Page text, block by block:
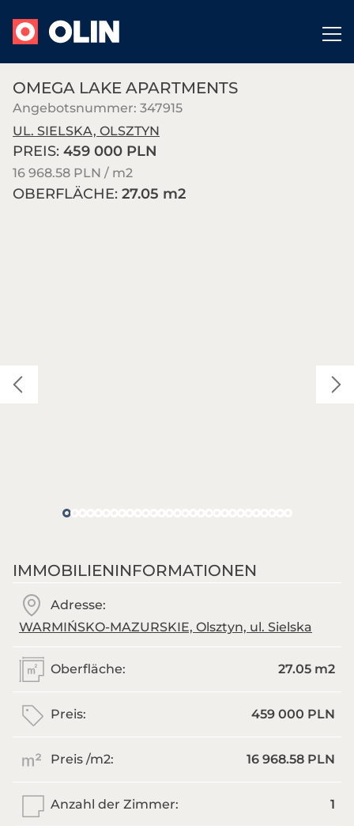
OMEGA LAKE APARTMENTS
Angebotsnummer: 347915
UL. SIELSKA, OLSZTYN
PREIS: 459 000 PLN
16 968.58 PLN / m2
OBERFLÄCHE: 27.05 m2
IMMOBILIENINFORMATIONEN
Adresse:
WARMIŃSKO-MAZURSKIE, Olsztyn, ul. Sielska
Oberfläche: 27.05 m2
Preis: 459 000 PLN
Preis /m2: 16 968.58 PLN
Anzahl der Zimmer: 1